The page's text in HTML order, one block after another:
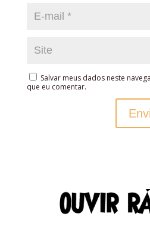
Salvar meus dados neste
que eu comentar.